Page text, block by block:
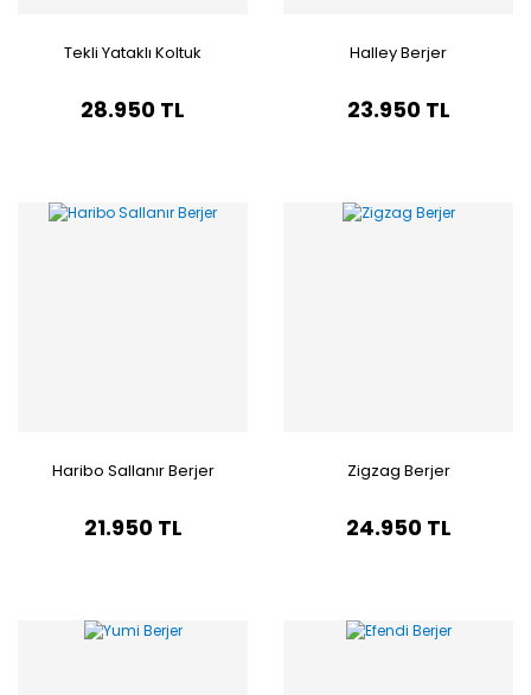
Tekli Yataklı Koltuk
28.950 TL
Halley Berjer
23.950 TL
Haribo Sallanır Berjer
21.950 TL
Zigzag Berjer
24.950 TL